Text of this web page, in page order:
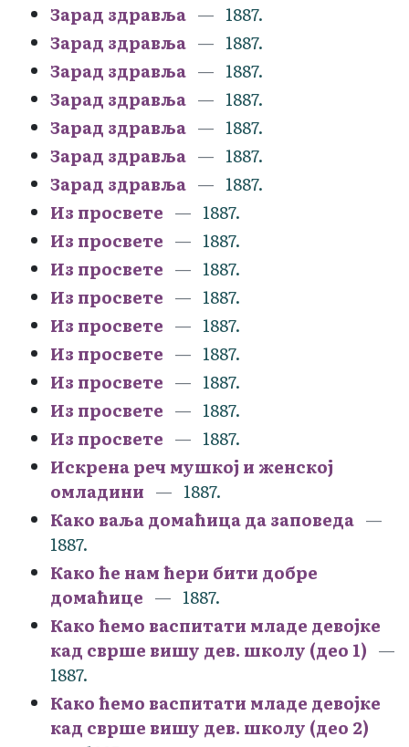
Зарад здравља
1887.
Зарад здравља
1887.
Зарад здравља
1887.
Зарад здравља
1887.
Зарад здравља
1887.
Зарад здравља
1887.
Зарад здравља
1887.
Из просвете
1887.
Из просвете
1887.
Из просвете
1887.
Из просвете
1887.
Из просвете
1887.
Из просвете
1887.
Из просвете
1887.
Из просвете
1887.
Из просвете
1887.
Искрена реч мушкој и женској
омладини
1887.
Како ваља домаћица да заповеда
1887.
Како ће нам ћери бити добре
домаћице
1887.
Како ћемо васпитати младе девојке
кад сврше вишу дев. школу (део 1)
1887.
Како ћемо васпитати младе девојке
кад сврше вишу дев. школу (део 2)